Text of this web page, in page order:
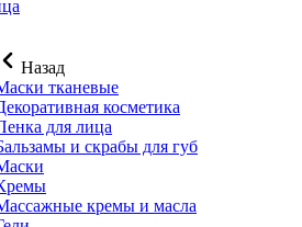
Назад
тканевые
косметика
для лица
и скрабы для губ
кремы и масла